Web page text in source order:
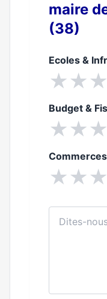
maire
(38)
Ecoles &
★★★
Budget &
★★★
★★★